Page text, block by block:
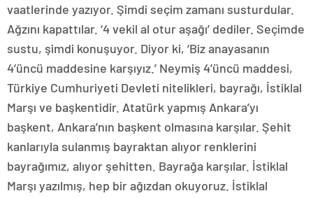
vaatlerinde yazıyor. Şimdi seçim zamanı susturdular.
Ağzını kapattılar. ‘4 vekil al otur aşağı’ dediler. Seçimde
sustu, şimdi konuşuyor. Diyor ki, ‘Biz anayasanın
4’üncü maddesine karşıyız.’ Neymiş 4’üncü maddesi,
Türkiye Cumhuriyeti Devleti nitelikleri, bayrağı, İstiklal
Marşı ve başkentidir. Atatürk yapmış Ankara’yı
başkent, Ankara’nın başkent olmasına karşılar. Şehit
kanlarıyla sulanmış bayraktan alıyor renklerini
bayrağımız, alıyor şehitten. Bayrağa karşılar. İstiklal
Marşı yazılmış, hep bir ağızdan okuyoruz. İstiklal